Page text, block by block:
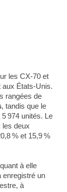
les CX-70 et
États-Unis.
rangées de
, tandis que le
974 unités. Le
les deux
% et 15,9 %
à elle
enregistré un
à